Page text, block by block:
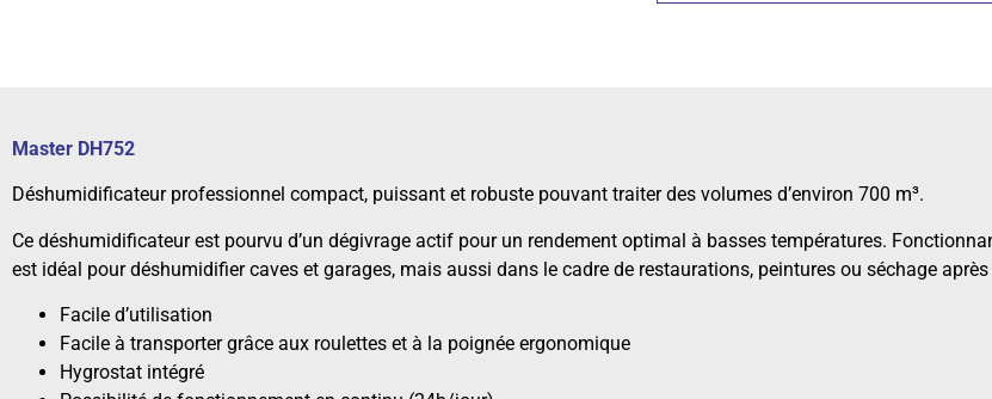
Master DH752
Déshumidificateur professionnel compact, puissant et robuste pouvant traiter des volumes d’environ 700 m³.
Ce déshumidificateur est pourvu d’un dégivrage actif pour un rendement optimal à basses températures.
est idéal pour déshumidifier caves et garages, mais aussi dans le cadre de restaurations, peintures ou séchage
Facile d’utilisation
Facile à transporter grâce aux roulettes et à la poignée ergonomique
Hygrostat intégré